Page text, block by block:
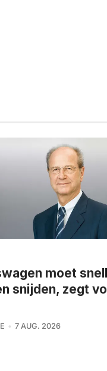
moet
snijden, zegt
7 AUG. 2026